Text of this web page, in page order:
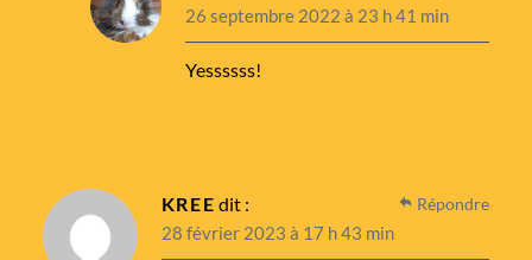
26 septembre 2022 à 23 h 41 min
Yessssss!
KREE dit :
28 février 2023 à 17 h 43 min
Répondre